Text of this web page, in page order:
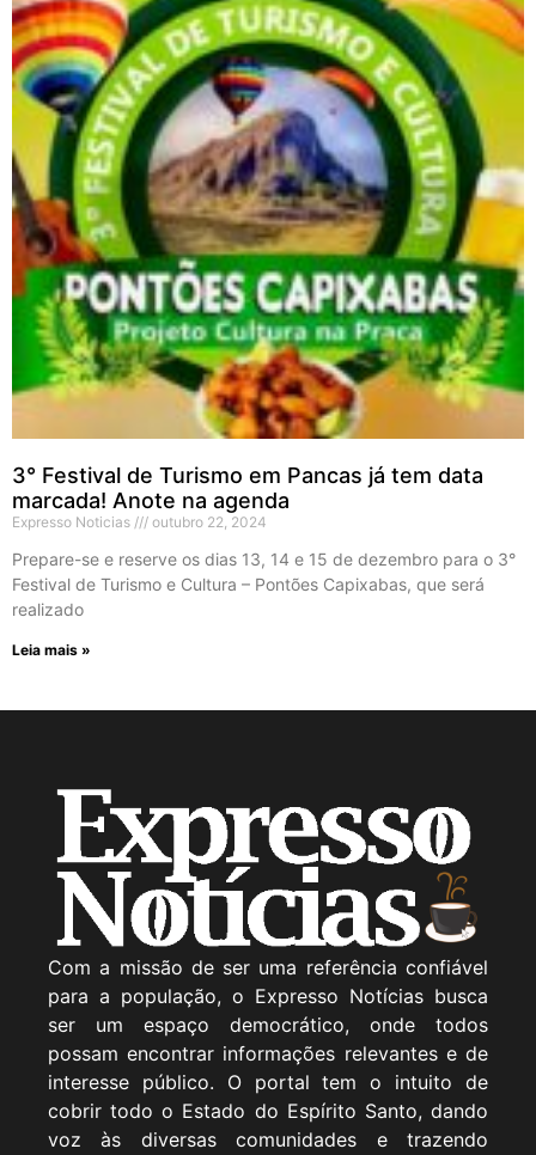
3° Festival de Turismo em Pancas já tem data
marcada! Anote na agenda
Expresso Noticias outubro 22, 2024
Prepare-se e reserve os dias 13, 14 e 15 de dezembro para o 3°
Festival de Turismo e Cultura – Pontões Capixabas, que será
realizado
Leia mais »
Com a missão de ser uma referência confiável
para a população, o Expresso Notícias busca
ser um espaço democrático, onde todos
possam encontrar informações relevantes e de
interesse público. O portal tem o intuito de
cobrir todo o Estado do Espírito Santo, dando
voz às diversas comunidades e trazendo